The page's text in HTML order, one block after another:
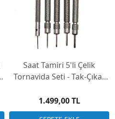
Saat Tamiri 5'li Çelik
Tornavida Seti - Tak-Çıkar
1.499,00 TL